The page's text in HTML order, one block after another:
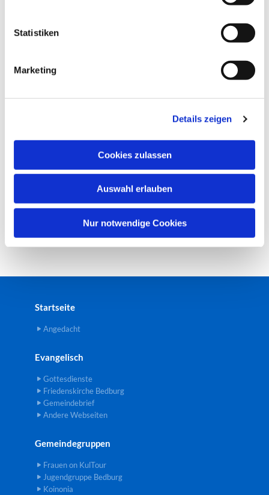
Statistiken
Marketing
Details zeigen
Cookies zulassen
Auswahl erlauben
Nur notwendige Cookies
Startseite
Angedacht
Evangelisch
Gottesdienste
Friedenskirche Bedburg
Gemeindebrief
Andere Webseiten
Gemeindegruppen
Frauen on KulTour
Jugendgruppe Bedburg
Koinonia